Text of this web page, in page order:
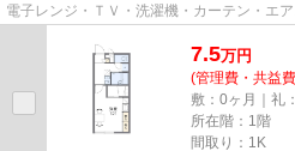
電子レンジ・ＴＶ・洗濯機・カーテン・エ
7.5万円
(管理費・共益
敷：0ヶ月｜礼
所在階：1階
間取り：1K